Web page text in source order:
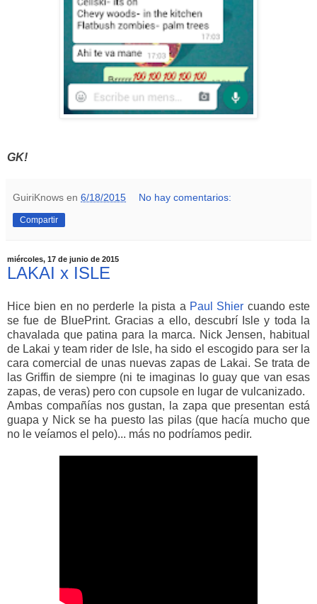
GK!
GuiriKnows en 6/18/2015 No hay comentarios:
Compartir
miércoles, 17 de junio de 2015
LAKAI x ISLE
Hice bien en no perderle la pista a Paul Shier cuando este
se fue de BluePrint. Gracias a ello, descubrí Isle y toda la
chavalada que patina para la marca. Nick Jensen, habitual
de Lakai y team rider de Isle, ha sido el escogido para ser la
cara comercial de unas nuevas zapas de Lakai. Se trata de
las Griffin de siempre (ni te imaginas lo guay que van esas
zapas, de veras) pero con cupsole en lugar de vulcanizado.
Ambas compañías nos gustan, la zapa que presentan está
guapa y Nick se ha puesto las pilas (que hacía mucho que
no le veíamos el pelo)... más no podríamos pedir.